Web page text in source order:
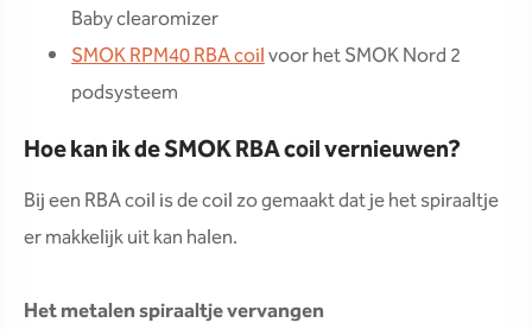
Baby clearomizer
SMOK RPM40 RBA coilvoor het SMOK Nord 2
podsysteem
Hoe kan ik de SMOK RBA coil vernieuwen?
Bij een RBA coil is de coil zo gemaakt dat je het spiraaltje
er makkelijk uit kan halen.
Het metalen spiraaltje vervangen